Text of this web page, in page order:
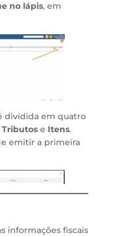
no lápis, em
dividida em quatro
Tributos e Itens.
emitir a primeira
informações fiscais